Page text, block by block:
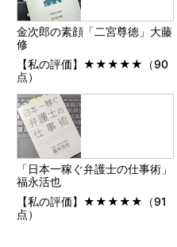
金次郎の素顔「二宮尊徳」大藤
修
【私の評価】★★★★★（90
点）
「日本一稼ぐ弁護士の仕事術」
福永活也
【私の評価】★★★★★（91
点）